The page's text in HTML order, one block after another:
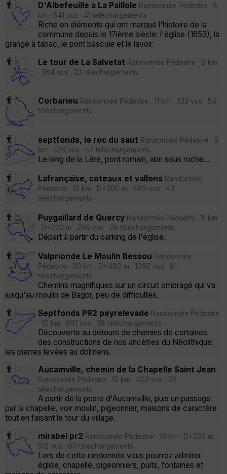
D'Albefeuille à La Paillole Randonnée Pédestre · 8
km · 541 vus · 41 téléchargements ·
Riche en éléments qui ont marqué l'histoire de la
commune depuis le 17ième siècle: l'église (1653), la
grange à tabac, le pont bascule et le lavoir.
Le tour de La Salvetat Randonnée Pédestre · 9 km
· 364 vus · 23 téléchargements ·
Corbarieu Randonnée Pédestre · 11 km · 333 vus · 54
téléchargements ·
septfonds, le roc du saut Randonnée Pédestre · 9
km · 526 vus · 57 téléchargements ·
Le long de la Lère, pont romain, abri sous roche...
Lafrançaise, coteaux et vallons Randonnée
Pédestre · 10 km · D+300 m · 480 vus · 43
téléchargements ·
Puygaillard de Quercy Randonnée Pédestre · 11 km
· D+220 m · 286 vus · 28 téléchargements ·
Départ à partir du parking de l'église.
Valprionde Le Moulin Bessou Randonnée
Pédestre · 30 km · D+480 m · 1092 vus · 81
téléchargements ·
Chemins magnifiques sur un circuit ombragé qui va
jusqu'au moulin de Bagor, peu de difficultés.
Septfonds PR2 peyrelevade Randonnée Pédestre
· 10 km · 681 vus · 38 téléchargements ·
Découverte au détours de chemins de certaines
des constructions de nos ancètres du Néolithique:
les pierres levées au dolmens.
Aucamville, chemin de la Chapelle Saint Jean
Randonnée Pédestre · 12 km · 403 vus · 29
téléchargements ·
A partir de la poste d'Aucamville, puis un passage
par la chapelle, voir moulin, pigeonnier, maisons de caractère
tout en faisant le tour du village.
mirabel pr2 Randonnée Pédestre · 10 km · D+230 m ·
512 vus · 60 téléchargements ·
Lors de cette randonnée vous pourrez admirer
église, chapelle, pigeonniers, puits, fontaines et